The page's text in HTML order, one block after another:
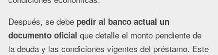
Después, se debe pedir al banco actual un
documento oficial que detalle el monto pendiente de
la deuda y las condiciones vigentes del préstamo. Este